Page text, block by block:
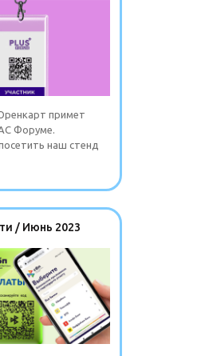
примет
Форуме.
наш стенд
/ Июнь 2023